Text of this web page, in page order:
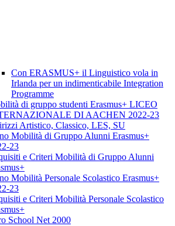
Con ERASMUS+ il Linguistico vola in
Irlanda per un indimenticabile Integration
Programme
di gruppo studenti Erasmus+ LICEO
DI AACHEN 2022-23
Artistico, Classico, LES, SU
Mobilità di Gruppo Alunni Erasmus+
23
e Criteri Mobilità di Gruppo Alunni
Mobilità Personale Scolastico Erasmus+
23
e Criteri Mobilità Personale Scolastico
School Net 2000